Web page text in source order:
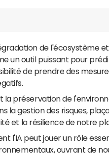
de l'écosystème
un outil puissant pour
de prendre des
préservation de
la gestion des risques,
et la résilience de notre
l'IA peut jouer un rôle
ouvrant de